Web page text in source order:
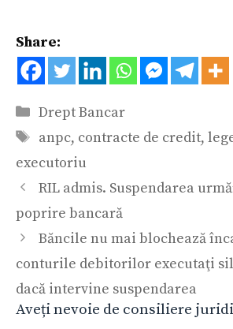
Share:
Categorii
Drept Bancar
Etichete
anpc, contracte de credit,
executoriu
RIL admis. Suspendarea
poprire bancară
Băncile nu mai blochează
conturile debitorilor executaţi
dacă intervine suspendarea
Aveți nevoie de consiliere